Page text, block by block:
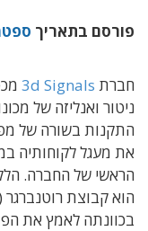
פורסם בתאריך
חברת 3d Signals
ניטור ואנליזה של
התקנות בשורה של
את מעגל לקוחותיה
הראשי של החברה.